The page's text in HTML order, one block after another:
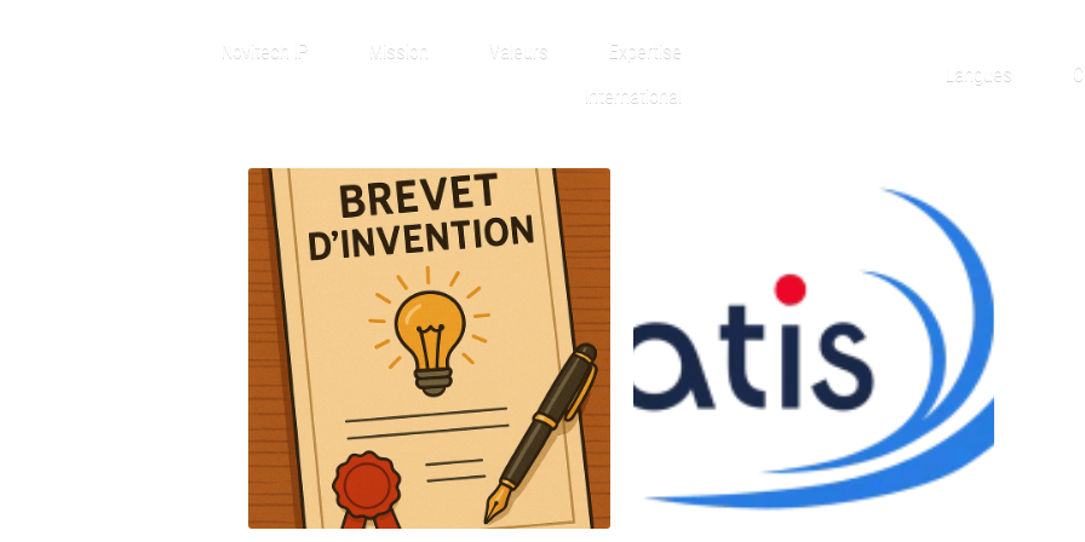
Novitech IP Mission Valeurs
Expertise
International
Langues